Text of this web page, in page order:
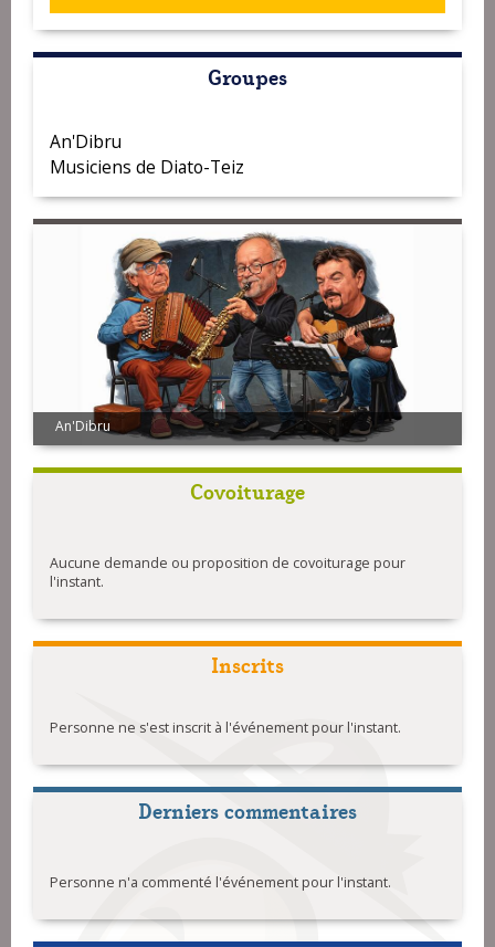
Groupes
An'Dibru
Musiciens de Diato-Teiz
An'Dibru
Musiciens de Diato-Teiz - Studio4k
Covoiturage
Aucune demande ou proposition de covoiturage pour
l'instant.
Inscrits
Personne ne s'est inscrit à l'événement pour l'instant.
Derniers commentaires
Personne n'a commenté l'événement pour l'instant.